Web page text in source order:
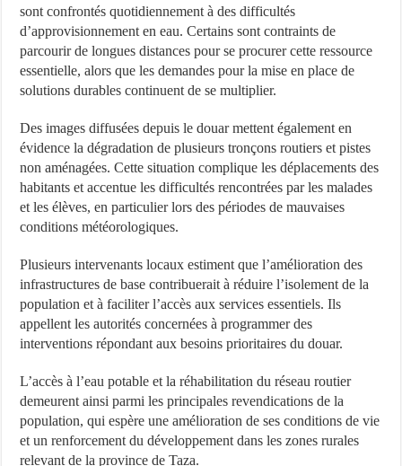
sont confrontés quotidiennement à des difficultés
d’approvisionnement en eau. Certains sont contraints de
parcourir de longues distances pour se procurer cette ressource
essentielle, alors que les demandes pour la mise en place de
solutions durables continuent de se multiplier.
Des images diffusées depuis le douar mettent également en
évidence la dégradation de plusieurs tronçons routiers et pistes
non aménagées. Cette situation complique les déplacements des
habitants et accentue les difficultés rencontrées par les malades
et les élèves, en particulier lors des périodes de mauvaises
conditions météorologiques.
Plusieurs intervenants locaux estiment que l’amélioration des
infrastructures de base contribuerait à réduire l’isolement de la
population et à faciliter l’accès aux services essentiels. Ils
appellent les autorités concernées à programmer des
interventions répondant aux besoins prioritaires du douar.
L’accès à l’eau potable et la réhabilitation du réseau routier
demeurent ainsi parmi les principales revendications de la
population, qui espère une amélioration de ses conditions de vie
et un renforcement du développement dans les zones rurales
relevant de la province de Taza.